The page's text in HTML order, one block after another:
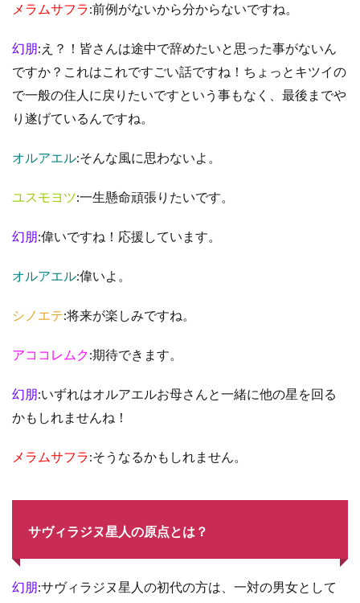
メラムサフラ:前例がないから分からないですね。
幻朋:え？！皆さんは途中で辞めたいと思った事がないん
ですか？これはこれですごい話ですね！ちょっとキツイの
で一般の住人に戻りたいですという事もなく、最後までや
り遂げているんですね。
オルアエル:そんな風に思わないよ。
ユスモヨツ:一生懸命頑張りたいです。
幻朋:偉いですね！応援しています。
オルアエル:偉いよ。
シノエテ:将来が楽しみですね。
アココレムク:期待できます。
幻朋:いずれはオルアエルお母さんと一緒に他の星を回る
かもしれませんね！
メラムサフラ:そうなるかもしれません。
サヴィラジヌ星人の原点とは？
幻朋:サヴィラジヌ星人の初代の方は、一対の男女として